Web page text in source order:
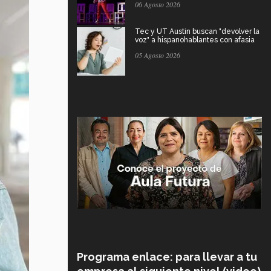
06 Agosto 2026
Tec y UT Austin buscan "devolver la
voz" a hispanohablantes con afasia
05 Agosto 2026
Programa enlace: para llevar a tu